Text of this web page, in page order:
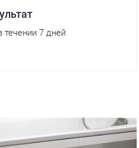
течении 7 дней